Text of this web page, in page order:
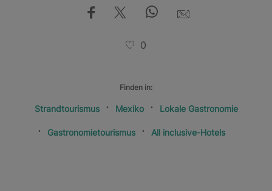
0
Finden in:
Strandtourismus Mexiko Lokale Gastronomie
Gastronomietourismus All inclusive-Hotels